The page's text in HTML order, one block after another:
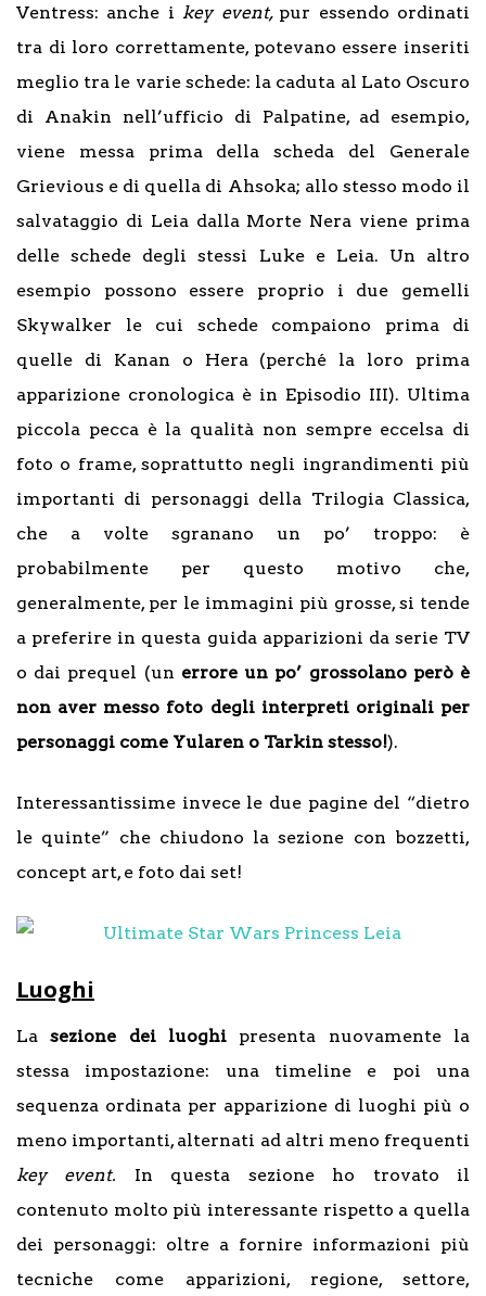
Ventress: anche i key event, pur essendo ordinati
tra di loro correttamente, potevano essere inseriti
meglio tra le varie schede: la caduta al Lato Oscuro
di Anakin nell’ufficio di Palpatine, ad esempio,
viene messa prima della scheda del Generale
Grievious e di quella di Ahsoka; allo stesso modo il
salvataggio di Leia dalla Morte Nera viene prima
delle schede degli stessi Luke e Leia. Un altro
esempio possono essere proprio i due gemelli
Skywalker le cui schede compaiono prima di
quelle di Kanan o Hera (perché la loro prima
apparizione cronologica è in Episodio III). Ultima
piccola pecca è la qualità non sempre eccelsa di
foto o frame, soprattutto negli ingrandimenti più
importanti di personaggi della Trilogia Classica,
che a volte sgranano un po’ troppo: è
probabilmente per questo motivo che,
generalmente, per le immagini più grosse, si tende
a preferire in questa guida apparizioni da serie TV
o dai prequel (un errore un po’ grossolano però è
non aver messo foto degli interpreti originali per
personaggi come Yularen o Tarkin stesso!).
Interessantissime invece le due pagine del “dietro
le quinte” che chiudono la sezione con bozzetti,
concept art, e foto dai set!
Luoghi
Lasezione dei luoghi presenta nuovamente la
stessa impostazione: una timeline e poi una
sequenza ordinata per apparizione di luoghi più o
meno importanti, alternati ad altri meno frequenti
key event. In questa sezione ho trovato il
contenuto molto più interessante rispetto a quella
dei personaggi: oltre a fornire informazioni più
tecniche come apparizioni, regione, settore,